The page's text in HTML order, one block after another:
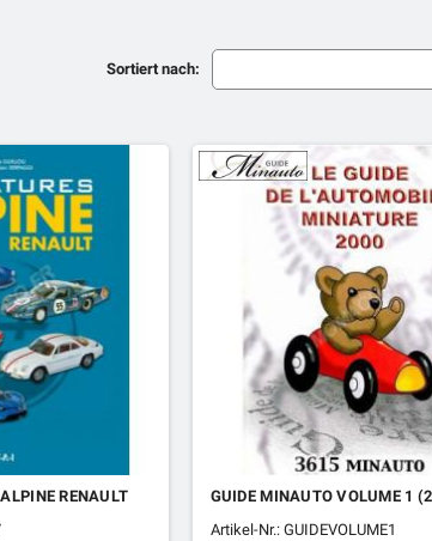
Sortiert nach:
RENAULT
GUIDE MINAUTO VOLUME 1
Artikel-Nr.: GUIDEVOLUME1